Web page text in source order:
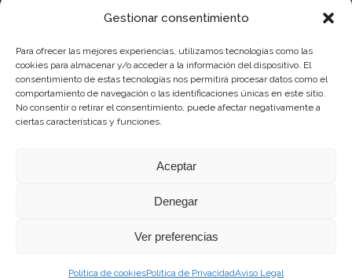
Gestionar consentimiento
Para ofrecer las mejores experiencias, utilizamos tecnologías como las
cookies para almacenar y/o acceder a la información del dispositivo. El
consentimiento de estas tecnologías nos permitirá procesar datos como el
comportamiento de navegación o las identificaciones únicas en este sitio.
No consentir o retirar el consentimiento, puede afectar negativamente a
ciertas características y funciones.
Aceptar
Denegar
Ver preferencias
Política de cookiesPolítica de PrivacidadAviso Legal
La gestión de la DOP Lanzarote realizada por este Consejo Regulador es financiada,
con fondos provenientes del presupuesto de gastos del Instituto Canario de
Calidad Agroalimentaria